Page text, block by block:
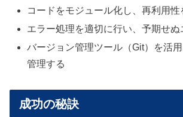
コードをモジュール化し、再利用性
エラー処理を適切に行い、予期せぬ
バージョン管理ツール（Git）を活
管理する
成功の秘訣